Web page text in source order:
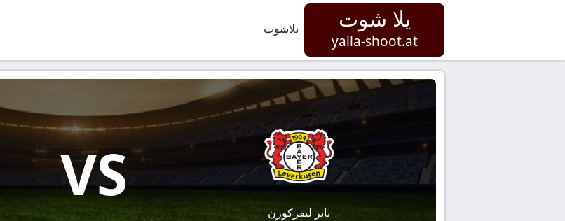
يلا شوت
yalla-shoot.at
يلاشوت
باير ليفركوزن
VS